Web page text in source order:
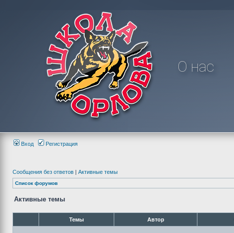
О нас
Вход Регистрация
Сообщения без ответов | Активные темы
Список форумов
Активные темы
Темы Автор